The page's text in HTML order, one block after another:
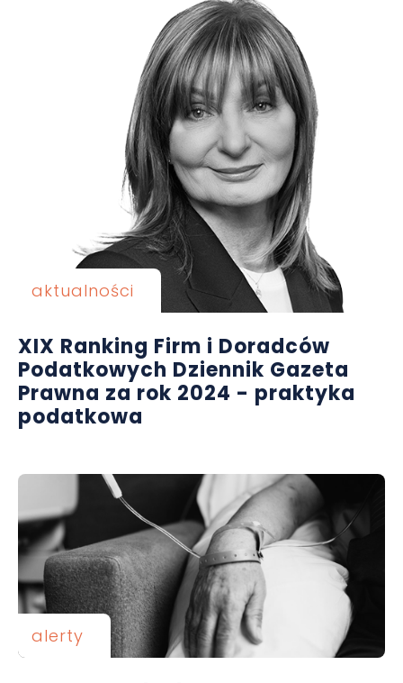
aktualności
XIX Ranking Firm i Doradców
Podatkowych Dziennik Gazeta
Prawna za rok 2024 - praktyka
podatkowa
alerty